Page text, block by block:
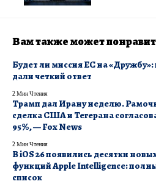
Вам также может
Будет ли миссия ЕС на
дали четкий ответ
2 Мин Чтения
Трамп дал Ирану неделю.
сделка США и Тегерана
95%, — Fox News
2 Мин Чтения
В iOS 26 появились десятки
функций Apple Intelligence:
список